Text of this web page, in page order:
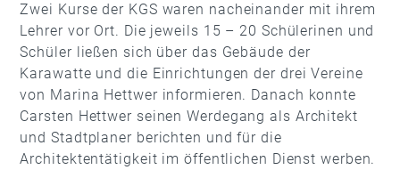
Zwei Kurse der KGS waren nacheinander mit ihrem
Lehrer vor Ort. Die jeweils 15 – 20 Schülerinen und
Schüler ließen sich über das Gebäude der
Karawatte und die Einrichtungen der drei Vereine
von Marina Hettwer informieren. Danach konnte
Carsten Hettwer seinen Werdegang als Architekt
und Stadtplaner berichten und für die
Architektentätigkeit im öffentlichen Dienst werben.